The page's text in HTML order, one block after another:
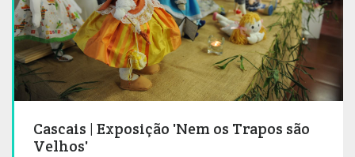
Cascais | Exposição 'Nem os Trapos são
Velhos'